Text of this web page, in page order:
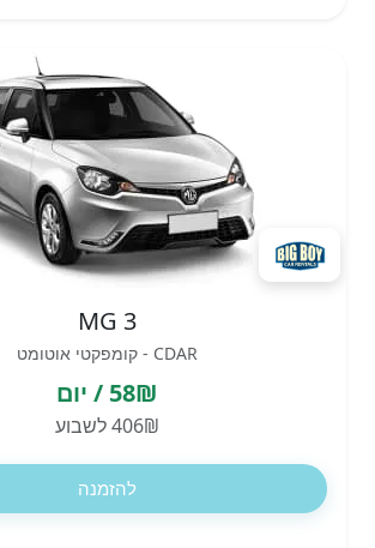
MG 3
CDAR - קומפקטי אוטומט
58₪ / יום
406₪ לשבוע
להזמנה